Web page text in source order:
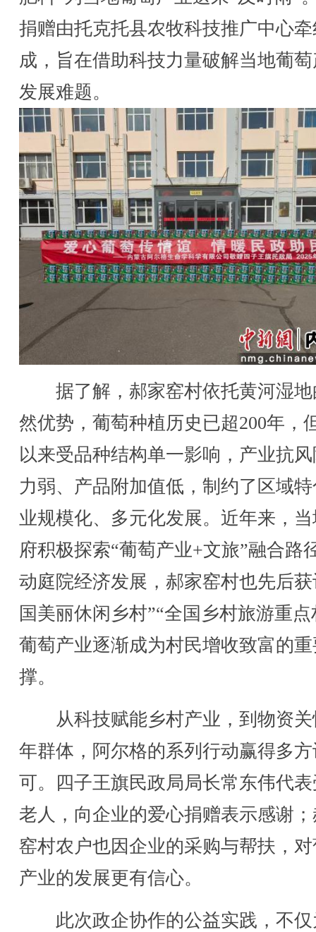
捐赠由托克托县农牧科技推广中心
成，旨在借助科技力量破解当地葡
发展难题。
据了解，郝家窑村依托黄河湿地
然优势，葡萄种植历史已超200年，
以来受品种结构单一影响，产业抗
力弱、产品附加值低，制约了区域
业规模化、多元化发展。近年来，
府积极探索“葡萄产业+文旅”融合路
动庭院经济发展，郝家窑村也先后获
国美丽休闲乡村”“全国乡村旅游重点
葡萄产业逐渐成为村民增收致富的
撑。
从科技赋能乡村产业，到物资关
年群体，阿尔格的系列行动赢得多
可。四子王旗民政局局长常东伟代
老人，向企业的爱心捐赠表示感谢
窑村农户也因企业的采购与帮扶，
产业的发展更有信心。
此次政企协作的公益实践，不仅